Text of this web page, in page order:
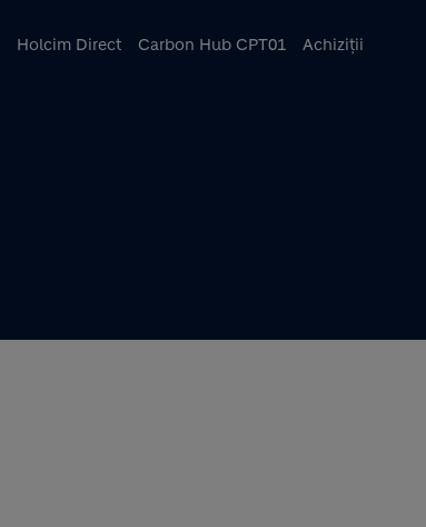
Holcim Direct Carbon Hub CPT01 Achiziții